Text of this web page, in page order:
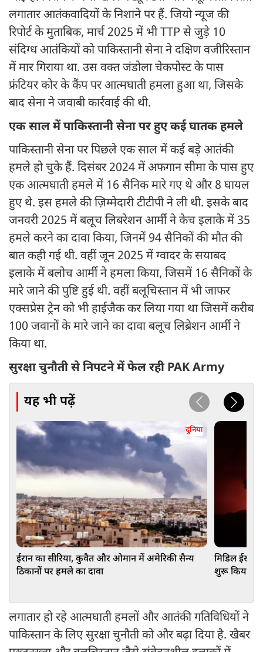
लगातार आतंकवादियों के निशाने पर हैं. जियो न्यूज की
रिपोर्ट के मुताबिक, मार्च 2025 में भी TTP से जुड़े 10
संदिग्ध आतंकियों को पाकिस्तानी सेना ने दक्षिण वजीरिस्तान
में मार गिराया था. उस वक्त जंडोला चेकपोस्ट के पास
फ्रंटियर कोर के कैंप पर आत्मघाती हमला हुआ था, जिसके
बाद सेना ने जवाबी कार्रवाई की थी.
एक साल में पाकिस्तानी सेना पर हुए कई घातक हमले
पाकिस्तानी सेना पर पिछले एक साल में कई बड़े आतंकी
हमले हो चुके हैं. दिसंबर 2024 में अफगान सीमा के पास हुए
एक आत्मघाती हमले में 16 सैनिक मारे गए थे और 8 घायल
हुए थे. इस हमले की ज़िम्मेदारी टीटीपी ने ली थी. इसके बाद
जनवरी 2025 में बलूच लिबरेशन आर्मी ने केच इलाके में 35
हमले करने का दावा किया, जिनमें 94 सैनिकों की मौत की
बात कही गई थी. वहीं जून 2025 में ग्वादर के सयाबद
इलाके में बलोच आर्मी ने हमला किया, जिसमें 16 सैनिकों के
मारे जाने की पुष्टि हुई थी. वहीं बलूचिस्तान में भी जाफर
एक्सप्रेस ट्रेन को भी हाईजैक कर लिया गया था जिसमें करीब
100 जवानों के मारे जाने का दावा बलूच लिब्रेशन आर्मी ने
किया था.
सुरक्षा चुनौती से निपटने में फेल रही PAK Army
यह भी पढ़ें
दुनिया
ईरान का सीरिया, कुवैत और ओमान में अमेरिकी सैन्य
ठिकानों पर हमले का दावा
मिडिल ईस्ट
शुरू किया
लगातार हो रहे आत्मघाती हमलों और आतंकी गतिविधियों ने
पाकिस्तान के लिए सुरक्षा चुनौती को और बढ़ा दिया है. खैबर